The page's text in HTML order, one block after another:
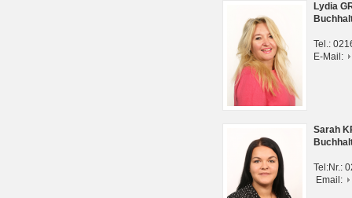
Lydia
Tel.:
E-Mail:
Sarah
Tel:Nr.:
Email: